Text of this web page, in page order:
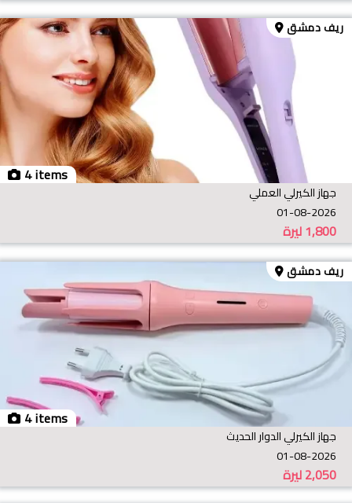
4 items
ريف دمشق
جهاز الكيرلي العملي
01-08-2026
ليرة1,800
4 items
ريف دمشق
جهاز الكيرلي الدوار الحديث
01-08-2026
ليرة2,050